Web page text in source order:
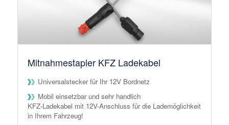
Mitnahmestapler KFZ Ladekabel
Universalstecker für Ihr 12V Bordnetz
Mobil einsetzbar und sehr handlich
KFZ-Ladekabel mit 12V-Anschluss für die Lademöglichkeit
in Ihrem Fahrzeug!